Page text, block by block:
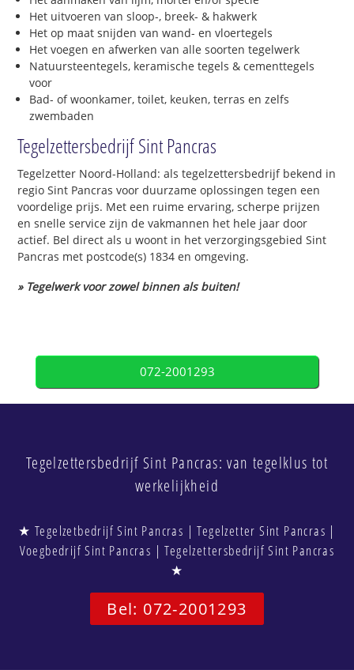
Het uitvoeren van sloop-, breek- & hakwerk
Het op maat snijden van wand- en vloertegels
Het voegen en afwerken van alle soorten tegelwerk
Natuursteentegels, keramische tegels & cementtegels
voor
Bad- of woonkamer, toilet, keuken, terras en zelfs
zwembaden
Tegelzettersbedrijf Sint Pancras
Tegelzetter Noord-Holland: als tegelzettersbedrijf bekend in
regio Sint Pancras voor duurzame oplossingen tegen een
voordelige prijs. Met een ruime ervaring, scherpe prijzen
en snelle service zijn de vakmannen het hele jaar door
actief. Bel direct als u woont in het verzorgingsgebied Sint
Pancras met postcode(s) 1834 en omgeving.
» Tegelwerk voor zowel binnen als buiten!
072-2001293
Tegelzettersbedrijf Sint Pancras: van tegelklus tot
werkelijkheid
★ Tegelzetbedrijf Sint Pancras | Tegelzetter Sint Pancras |
Voegbedrijf Sint Pancras | Tegelzettersbedrijf Sint Pancras
★
Bel: 072-2001293